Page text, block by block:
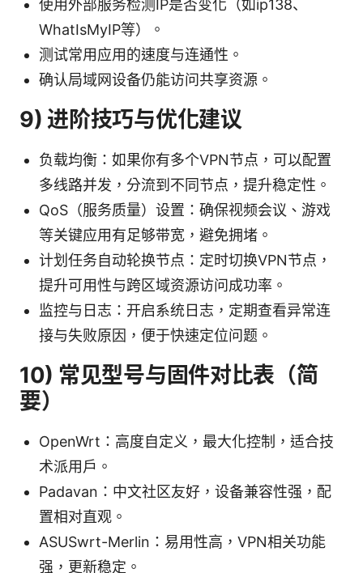
使用外部服务检测IP是否变化（如ip138、
WhatIsMyIP等）。
测试常用应用的速度与连通性。
确认局域网设备仍能访问共享资源。
9) 进阶技巧与优化建议
负载均衡：如果你有多个VPN节点，可以配置
多线路并发，分流到不同节点，提升稳定性。
QoS（服务质量）设置：确保视频会议、游戏
等关键应用有足够带宽，避免拥堵。
计划任务自动轮换节点：定时切换VPN节点，
提升可用性与跨区域资源访问成功率。
监控与日志：开启系统日志，定期查看异常连
接与失败原因，便于快速定位问题。
10) 常见型号与固件对比表（简
要）
OpenWrt：高度自定义，最大化控制，适合技
术派用户。
Padavan：中文社区友好，设备兼容性强，配
置相对直观。
ASUSwrt-Merlin：易用性高，VPN相关功能
强，更新稳定。